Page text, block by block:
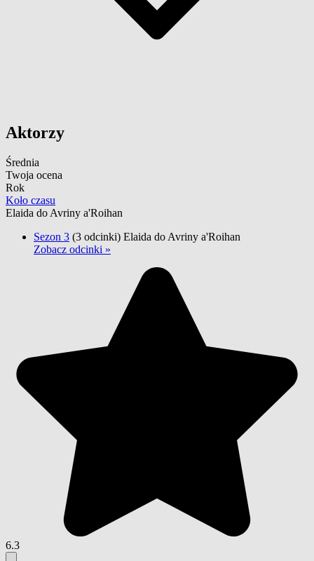
Aktorzy
Średnia
Twoja ocena
Rok
Koło czasu
Elaida do Avriny a'Roihan
Sezon 3 (3 odcinki) Elaida do Avriny a'Roihan
Zobacz odcinki »
6.3